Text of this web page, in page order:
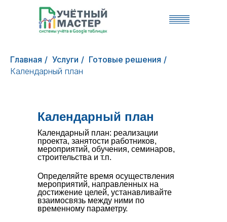
Главная / Услуги / Готовые решения /
Календарный план
Календарный план
Определяйте время осуществления
мероприятий, направленных на
достижение целей, устанавливайте
взаимосвязь между ними по
временному параметру.
Календарный план: реализации
проекта, занятости работников,
мероприятий, обучения, семинаров,
строительства и т.п.